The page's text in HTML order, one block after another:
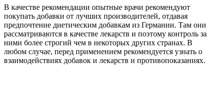
В качестве рекомендации опытные врачи рекомендуют
покупать добавки от лучших производителей, отдавая
предпочтение диетическим добавкам из Германии. Там они
рассматриваются в качестве лекарств и поэтому контроль за
ними более строгий чем в некоторых других странах. В
любом случае, перед применением рекомендуется узнать о
взаимодействиях добавок и лекарств и противопоказаниях.